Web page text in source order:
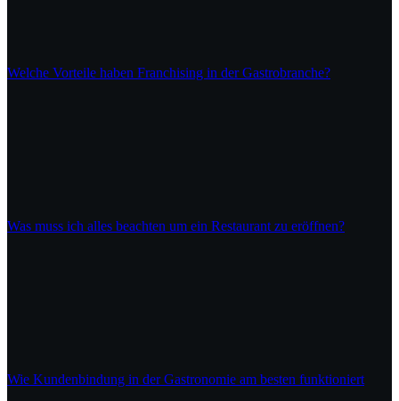
Welche Vorteile haben Franchising in der Gastrobranche?
Was muss ich alles beachten um ein Restaurant zu eröffnen?
Wie Kundenbindung in der Gastronomie am besten funktioniert